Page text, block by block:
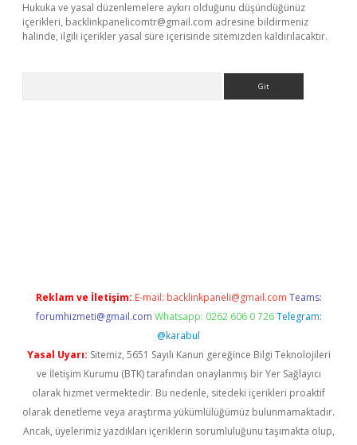
Hukuka ve yasal düzenlemelere aykırı olduğunu düşündüğünüz
içerikleri, backlinkpanelicomtr@gmail.com adresine bildirmeniz
halinde, ilgili içerikler yasal süre içerisinde sitemizden kaldırılacaktır.
Reklam ve İletişim: E-mail: backlinkpaneli@gmail.com Teams:
forumhizmeti@gmail.com Whatsapp: 0262 606 0 726 Telegram:
@karabul
Yasal Uyarı: Sitemiz, 5651 Sayılı Kanun gereğince Bilgi Teknolojileri
ve İletişim Kurumu (BTK) tarafından onaylanmış bir Yer Sağlayıcı
olarak hizmet vermektedir. Bu nedenle, sitedeki içerikleri proaktif
olarak denetleme veya araştırma yükümlülüğümüz bulunmamaktadır.
Ancak, üyelerimiz yazdıkları içeriklerin sorumluluğunu taşımakta olup,